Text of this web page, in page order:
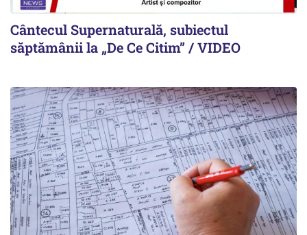
Cântecul Supernaturală, subiectul
săptămânii la „De Ce Citim” / VIDEO